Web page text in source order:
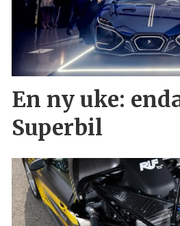
En ny uke:
Superbil